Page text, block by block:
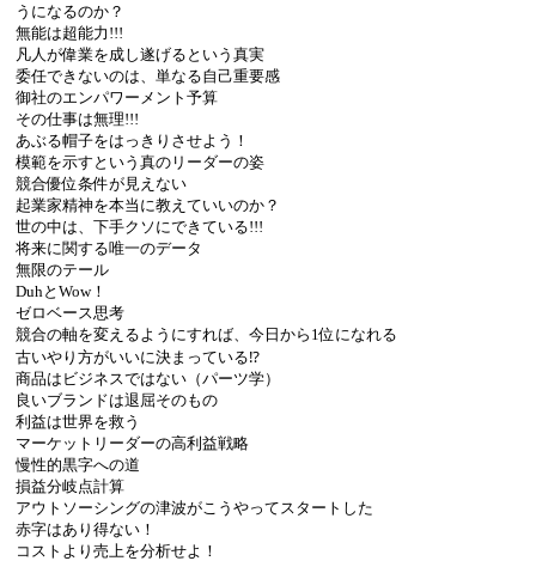
うになるのか？
無能は超能力!!!
凡人が偉業を成し遂げるという真実
委任できないのは、単なる自己重要感
御社のエンパワーメント予算
その仕事は無理!!!
あぶる帽子をはっきりさせよう！
模範を示すという真のリーダーの姿
競合優位条件が見えない
起業家精神を本当に教えていいのか？
世の中は、下手クソにできている!!!
将来に関する唯一のデータ
無限のテール
DuhとWow！
ゼロベース思考
競合の軸を変えるようにすれば、今日から1位になれる
古いやり方がいいに決まっている⁉
商品はビジネスではない（パーツ学）
良いブランドは退屈そのもの
利益は世界を救う
マーケットリーダーの高利益戦略
慢性的黒字への道
損益分岐点計算
アウトソーシングの津波がこうやってスタートした
赤字はあり得ない！
コストより売上を分析せよ！